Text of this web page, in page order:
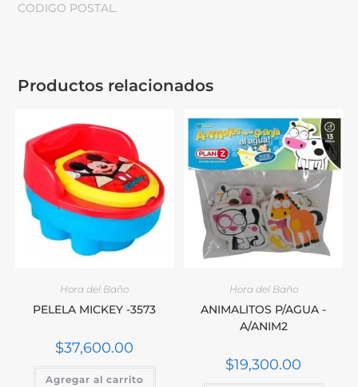
CODIGO POSTAL.
Productos relacionados
Hora del Baño
PELELA MICKEY -3573
$37,600.00
Agregar al carrito
Hora del Baño
ANIMALITOS P/AGUA -
A/ANIM2
$19,300.00